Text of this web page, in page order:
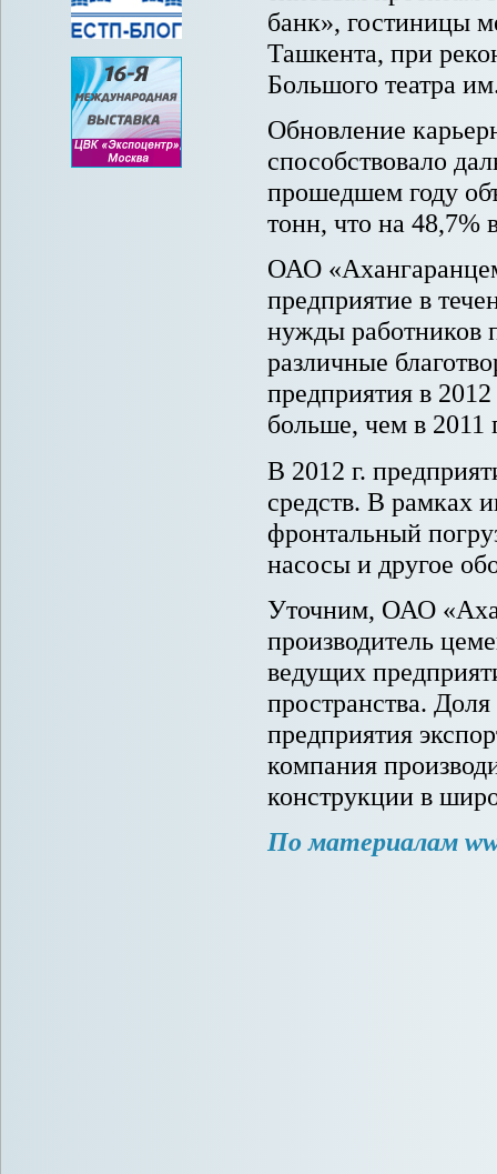
банк», гостиницы
Ташкента, при
Большого театра
Обновление
способствовало
прошедшем году
тонн, что на 48,7%
ОАО
предприятие в
нужды работников
различные
предприятия в
больше, чем в 2011
В 2012 г.
средств. В рамках
фронтальный
насосы и другое
Уточним, ОАО
производитель
ведущих
пространства.
предприятия
компания
конструкции в
По материалам